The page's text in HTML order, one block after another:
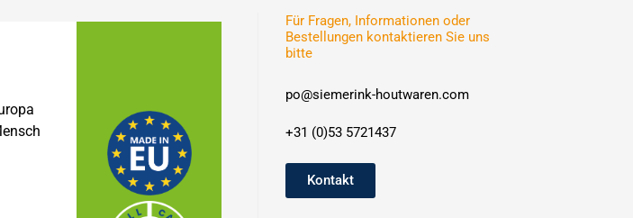
Für Fragen, Informationen oder
Bestellungen kontaktieren Sie uns
bitte
po@siemerink-houtwaren.com
+31 (0)53 5721437
Kontakt